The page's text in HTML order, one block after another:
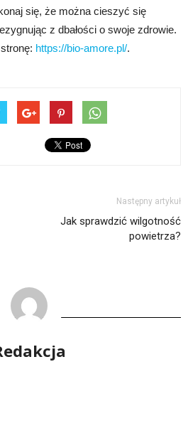
się, że można cieszyć się
z dbałości o swoje zdrowie.
https://bio-amore.pl/.
Następny artykuł
Jak sprawdzić wilgotność
powietrza?